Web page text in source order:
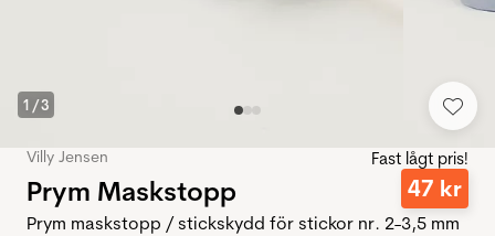
1 /3
Villy Jensen
Prym Maskstopp
Fast lågt pris!
47 kr
Prym maskstopp / stickskydd för stickor nr. 2-3,5 mm